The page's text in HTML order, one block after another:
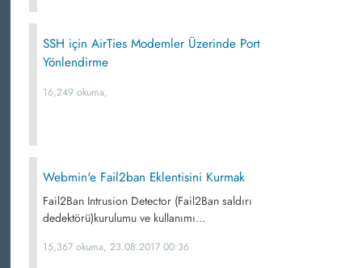
SSH için AirTies Modemler Üzerinde Port
Yönlendirme
16,249 okuma,
Webmin'e Fail2ban Eklentisini Kurmak
Fail2Ban Intrusion Detector (Fail2Ban saldırı
dedektörü)kurulumu ve kullanımı...
15,367 okuma, 23.08.2017 00:36